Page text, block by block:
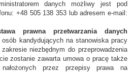
danych możliwy jest pod
+48 505 138 353 lub adresem e-mail:
prawna przetwarzania danych
osób kandydujących na stanowiska pracy
niezbędnym do przeprowadzenia
zostanie zawarta umowa o pracę także
nałożonych przez przepisy prawa na